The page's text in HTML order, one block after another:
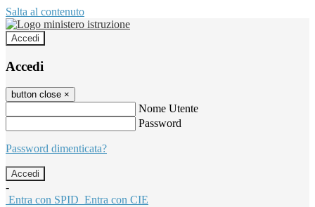
Salta al contenuto
Accedi
Accedi
button close ×
Nome Utente
Password
Password dimenticata?
-
Entra con SPID Entra con CIE